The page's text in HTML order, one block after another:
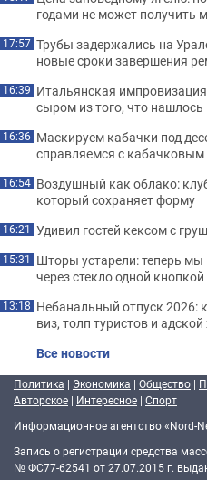
годами не может получить
17:57 Трубы задержались на
новые сроки завершения
16:39 Итальянская
сыром из того, что нашлось
16:36 Маскируем кабачки под
справляемся с
16:54 Воздушный как облако:
который сохраняет форму
16:21 Удивил гостей кексом с
15:31 Шторы устарели: теперь
через стекло одной кнопкой
13:18 Небанальный отпуск 2026:
виз, толп туристов и
Все новости
Политика | Экономика | Общество |
Авторское | Интересное | Спорт
Информационное агентство «Nord-
Запись о регистрации средства
№ ФС77-62541 от 27.07.2015 г.